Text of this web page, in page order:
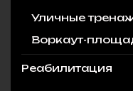
Уличные
Воркаут-
Реабилитация